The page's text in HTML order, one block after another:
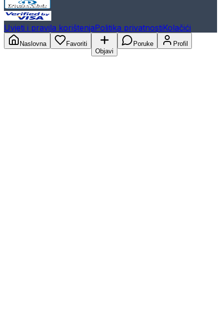
Uvjeti i pravila korištenjaPolitika privatnostiKolačići
Naslovna
Favoriti
Objavi
Poruke Profil